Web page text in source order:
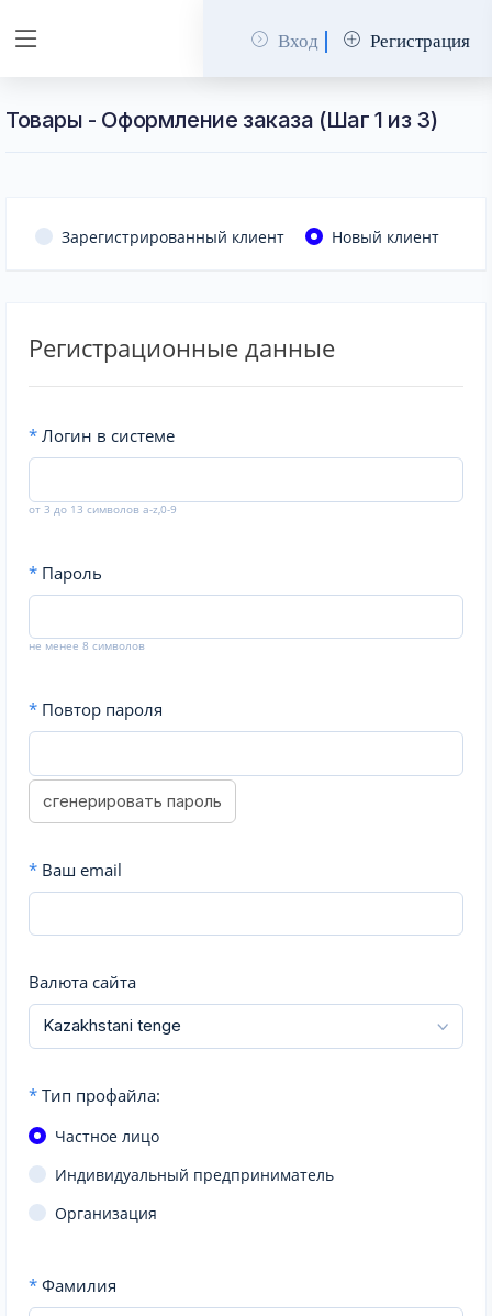
Вход Регистрация
Товары - Оформление заказа (Шаг 1 из 3)
Зарегистрированный клиент Новый клиент
Регистрационные данные
* Логин в системе
от 3 до 13 символов a-z,0-9
* Пароль
не менее 8 символов
* Повтор пароля
сгенерировать пароль
* Ваш email
Валюта сайта
* Тип профайла:
Частное лицо
Индивидуальный предприниматель
Организация
* Фамилия